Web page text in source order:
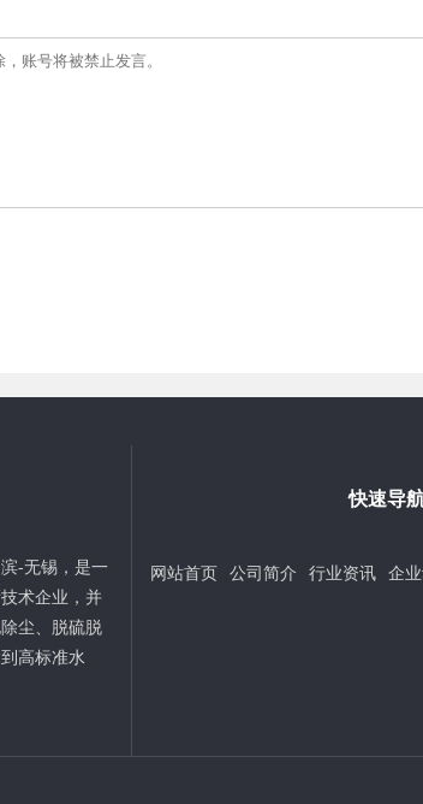
-无锡，是一
术企业，并
尘、脱硫脱
高标准水
快速导
网站首页 公司简介 行业资讯 企